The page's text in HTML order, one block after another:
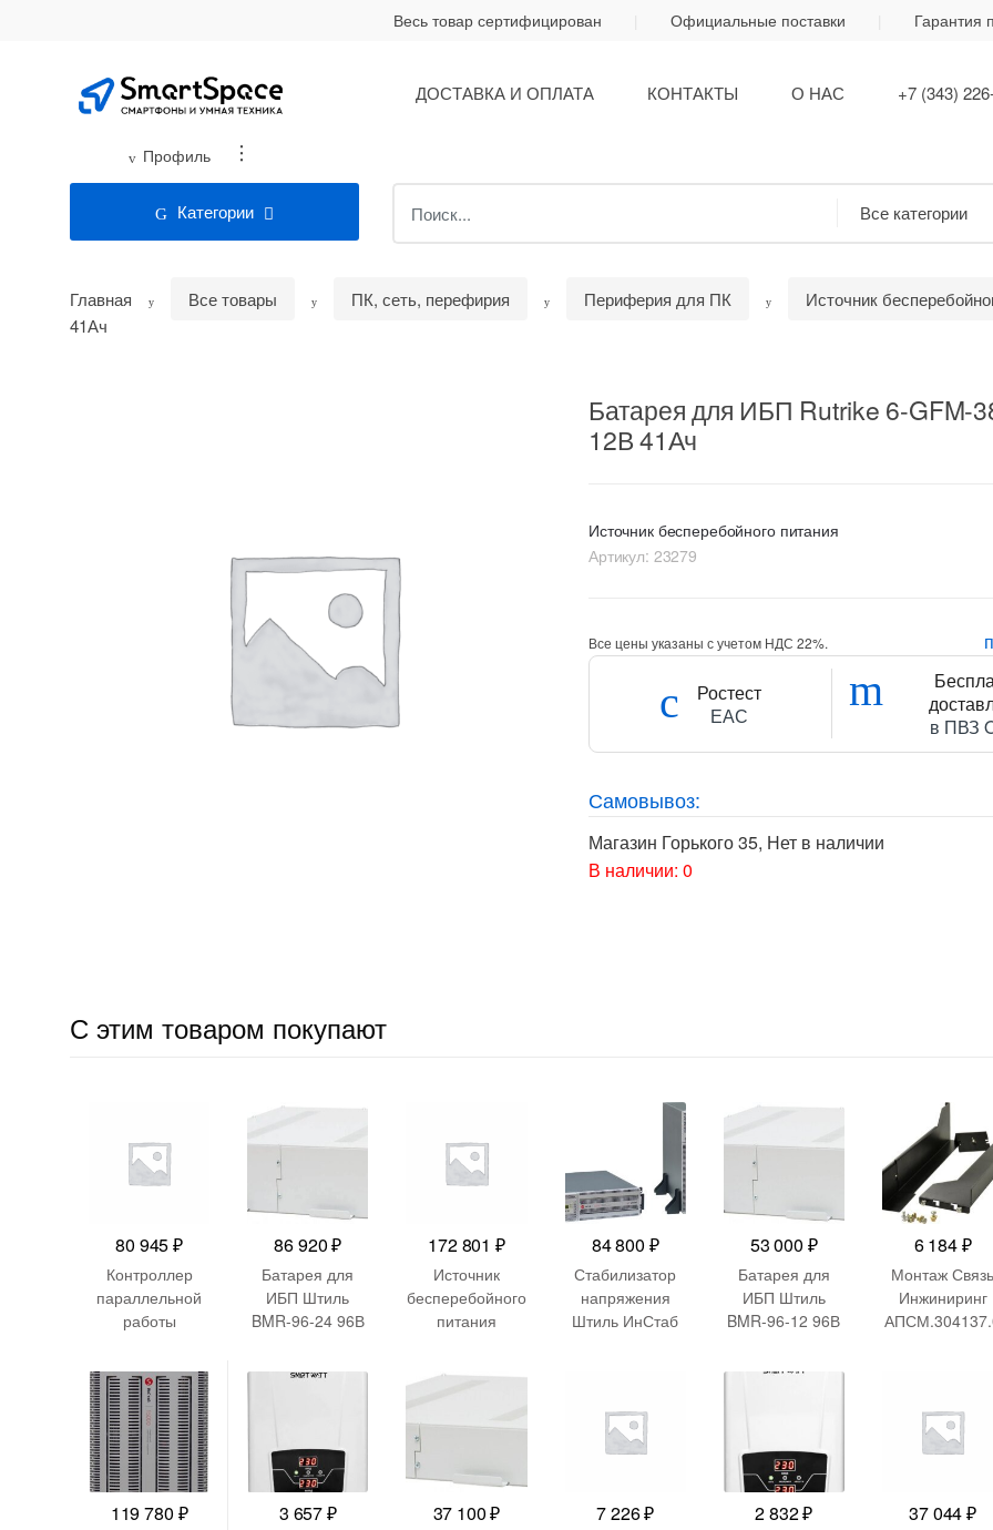
Весь товар сертифицирован Официальные поставки Гарантия
ДОСТАВКА И ОПЛАТА КОНТАКТЫ О НАС +7 (343)
Профиль ...
Категории
Search
for:
Главная Все товары ПК, сеть, перефирия Периферия для ПК
Источник
41Ач
Батарея для ИБП Rutrike 6-GFM-
12В 41Ач
Источник бесперебойного питания
Артикул: 23279
Все цены указаны с учетом НДС 22%.
Ростест
ЕАС
в ПВЗ
Самовывоз:
Магазин Горького 35, Нет в наличии
В наличии: 0
С этим товаром покупают
80 945₽
Контроллер
параллельной
работы
12029-01949 for
VGD-II 20K33-B
Hot swap battery
86 920₽
Батарея для
ИБП Штиль
BMR-96-24 96В
SR1103L/SR110
172 801 ₽
Источник
бесперебойного
питания
SRTRU3000RTX
3000ВА черный
84 800 ₽
Стабилизатор
напряжения
Штиль ИнСтаб
53 000 ₽
Батарея для
ИБП Штиль
BMR-96-12 96В
SR1103L
6 184₽
Монтаж
Инжиниринг
119 780 ₽ 3 657₽ 37 100₽ 7 226₽ 2 832₽ 37 044₽